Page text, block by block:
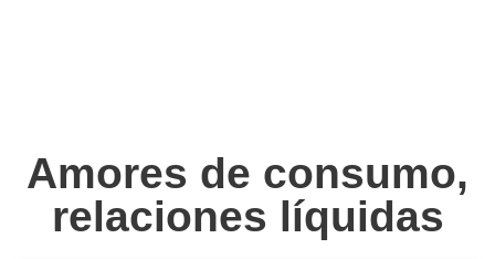
Amores de consumo,
relaciones líquidas